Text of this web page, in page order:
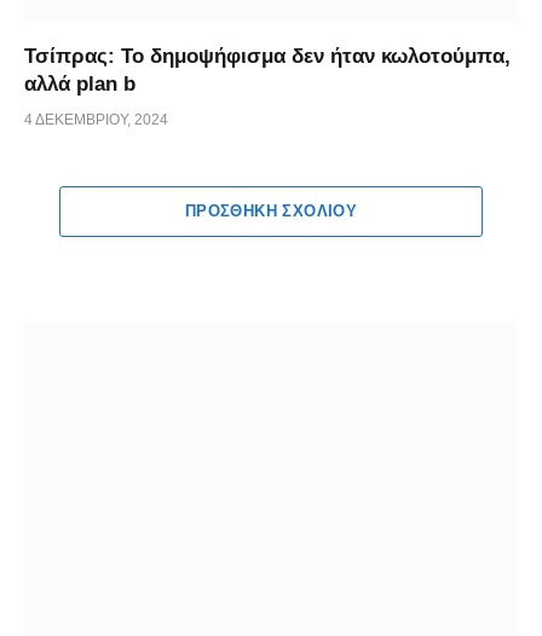
Τσίπρας: Το δημοψήφισμα δεν ήταν κωλοτούμπα,
αλλά plan b
4 ΔΕΚΕΜΒΡΊΟΥ, 2024
ΠΡΟΣΘΉΚΗ ΣΧΟΛΊΟΥ